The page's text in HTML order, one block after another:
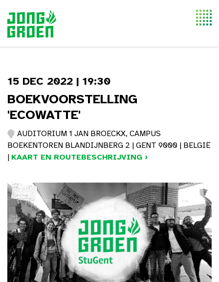
15 DEC 2022 | 19:30
BOEKVOORSTELLING
'ECOWATTE'
AUDITORIUM 1 JAN BROECKX, CAMPUS
BOEKENTOREN BLANDIJNBERG 2 | GENT 9000 | BELGIË
| KAART EN ROUTEBESCHRIJVING ›